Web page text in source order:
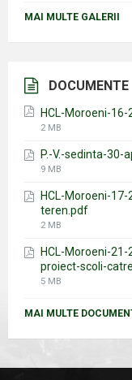
MAI MULTE GALERII
DOCUMENTE
HCL-Moroeni-
File
2 MB
P.-V.-sedinta-30-
File
9 MB
HCL-Moroeni-
teren.pdf
File
2 MB
HCL-Moroeni-
proiect-scoli-
File
5 MB
MAI MULTE